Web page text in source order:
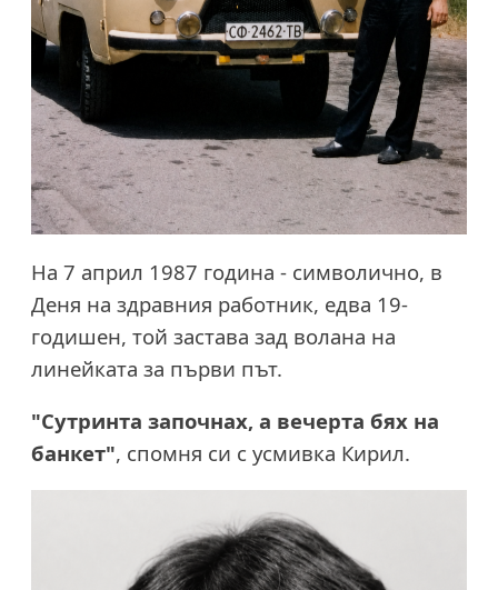
На 7 април 1987 година - символично, в
Деня на здравния работник, едва 19-
годишен, той застава зад волана на
линейката за първи път.
"Сутринта започнах, а вечерта бях на
банкет", спомня си с усмивка Кирил.